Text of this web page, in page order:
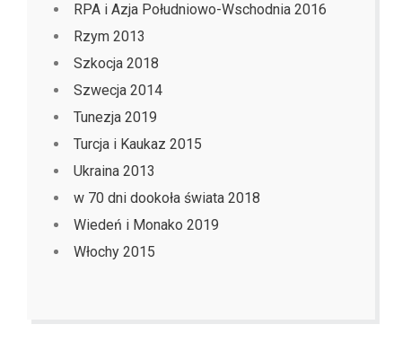
RPA i Azja Południowo-Wschodnia 2016
Rzym 2013
Szkocja 2018
Szwecja 2014
Tunezja 2019
Turcja i Kaukaz 2015
Ukraina 2013
w 70 dni dookoła świata 2018
Wiedeń i Monako 2019
Włochy 2015